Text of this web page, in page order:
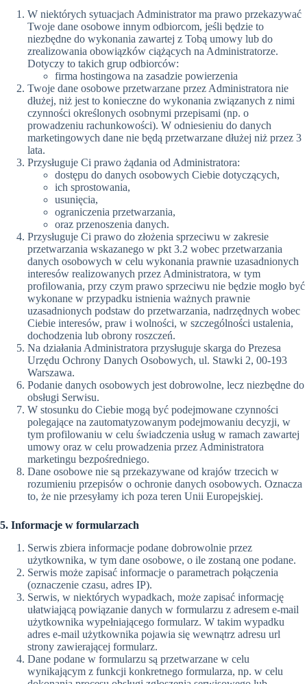
W niektórych sytuacjach Administrator ma prawo przekazywać
Twoje dane osobowe innym odbiorcom, jeśli będzie to
niezbędne do wykonania zawartej z Tobą umowy lub do
zrealizowania obowiązków ciążących na Administratorze.
Dotyczy to takich grup odbiorców:
firma hostingowa na zasadzie powierzenia
Twoje dane osobowe przetwarzane przez Administratora nie
dłużej, niż jest to konieczne do wykonania związanych z nimi
czynności określonych osobnymi przepisami (np. o
prowadzeniu rachunkowości). W odniesieniu do danych
marketingowych dane nie będą przetwarzane dłużej niż przez 3
lata.
Przysługuje Ci prawo żądania od Administratora:
dostępu do danych osobowych Ciebie dotyczących,
ich sprostowania,
usunięcia,
ograniczenia przetwarzania,
oraz przenoszenia danych.
Przysługuje Ci prawo do złożenia sprzeciwu w zakresie
przetwarzania wskazanego w pkt 3.2 wobec przetwarzania
danych osobowych w celu wykonania prawnie uzasadnionych
interesów realizowanych przez Administratora, w tym
profilowania, przy czym prawo sprzeciwu nie będzie mogło być
wykonane w przypadku istnienia ważnych prawnie
uzasadnionych podstaw do przetwarzania, nadrzędnych wobec
Ciebie interesów, praw i wolności, w szczególności ustalenia,
dochodzenia lub obrony roszczeń.
Na działania Administratora przysługuje skarga do Prezesa
Urzędu Ochrony Danych Osobowych, ul. Stawki 2, 00-193
Warszawa.
Podanie danych osobowych jest dobrowolne, lecz niezbędne do
obsługi Serwisu.
W stosunku do Ciebie mogą być podejmowane czynności
polegające na zautomatyzowanym podejmowaniu decyzji, w
tym profilowaniu w celu świadczenia usług w ramach zawartej
umowy oraz w celu prowadzenia przez Administratora
marketingu bezpośredniego.
Dane osobowe nie są przekazywane od krajów trzecich w
rozumieniu przepisów o ochronie danych osobowych. Oznacza
to, że nie przesyłamy ich poza teren Unii Europejskiej.
5. Informacje w formularzach
Serwis zbiera informacje podane dobrowolnie przez
użytkownika, w tym dane osobowe, o ile zostaną one podane.
Serwis może zapisać informacje o parametrach połączenia
(oznaczenie czasu, adres IP).
Serwis, w niektórych wypadkach, może zapisać informację
ułatwiającą powiązanie danych w formularzu z adresem e-mail
użytkownika wypełniającego formularz. W takim wypadku
adres e-mail użytkownika pojawia się wewnątrz adresu url
strony zawierającej formularz.
Dane podane w formularzu są przetwarzane w celu
wynikającym z funkcji konkretnego formularza, np. w celu